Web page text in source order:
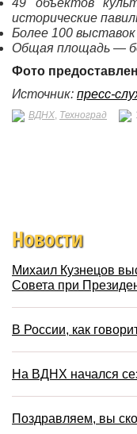
49 объектов
исторические
Более 100 выставок
Общая площадь —
Фото
Источник: пресс-
ВДНХ, Техноград
Новости
Михаил Кузнецов
Совета при
В России, как
На ВДНХ начался
Поздравляем, вы